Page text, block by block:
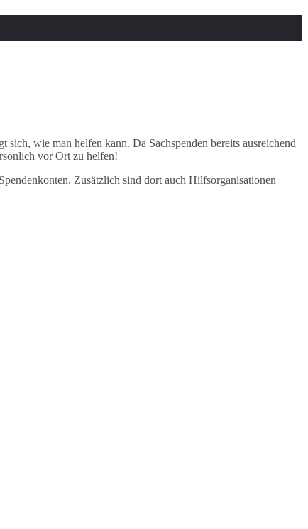
wie man helfen kann. Da Sachspenden bereits ausreichend
vor Ort zu helfen!
Zusätzlich sind dort auch Hilfsorganisationen